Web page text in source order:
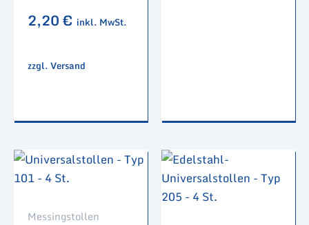
2,20€ inkl. MwSt.
zzgl. Versand
Messingstollen